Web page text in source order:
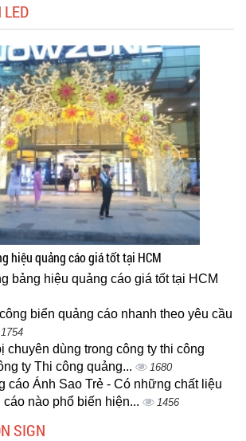
hiệu quảng cáo giá tốt tại HCM
bảng hiệu quảng cáo giá tốt tại HCM
biển quảng cáo nhanh theo yêu cầu
1754
chuyên dùng trong công ty thi công
ty Thi công quảng...
1680
cáo Ánh Sao Trẻ - Có những chất liệu
nào phổ biến hiện...
1456
SIGN